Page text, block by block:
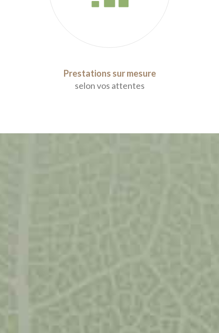
Prestations sur mesure
selon vos attentes